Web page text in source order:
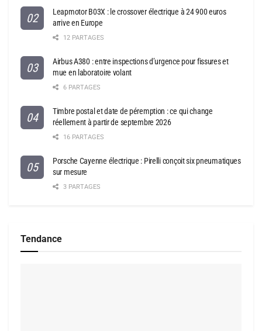
Leapmotor B03X : le crossover électrique à 24 900 euros
arrive en Europe
12 PARTAGES
Airbus A380 : entre inspections d’urgence pour fissures et
mue en laboratoire volant
6 PARTAGES
Timbre postal et date de péremption : ce qui change
réellement à partir de septembre 2026
16 PARTAGES
Porsche Cayenne électrique : Pirelli conçoit six pneumatiques
sur mesure
3 PARTAGES
Tendance